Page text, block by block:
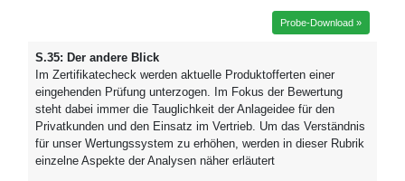
Probe-Download »
S.35: Der andere Blick
Im Zertifikatecheck werden aktuelle Produktofferten einer
eingehenden Prüfung unterzogen. Im Fokus der Bewertung
steht dabei immer die Tauglichkeit der Anlageidee für den
Privatkunden und den Einsatz im Vertrieb. Um das Verständnis
für unser Wertungssystem zu erhöhen, werden in dieser Rubrik
einzelne Aspekte der Analysen näher erläutert